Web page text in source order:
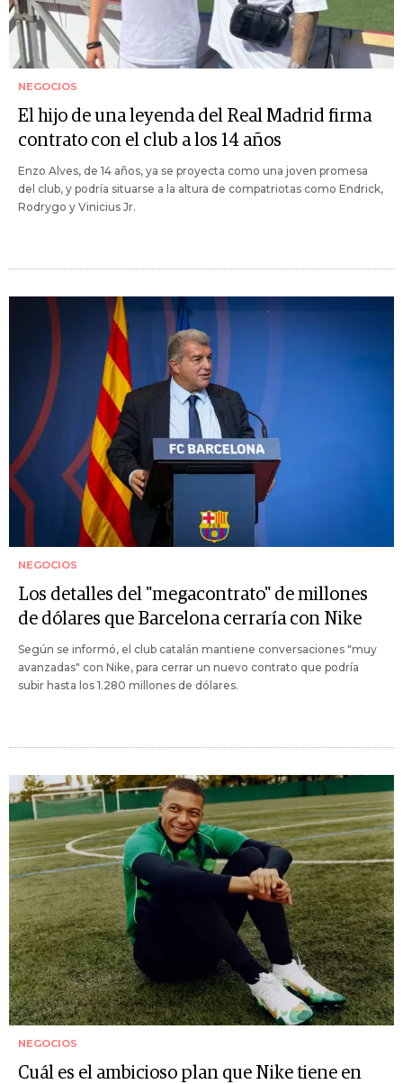
NEGOCIOS
El hijo de una leyenda del Real Madrid firma
contrato con el club a los 14 años
Enzo Alves, de 14 años, ya se proyecta como una joven promesa
del club, y podría situarse a la altura de compatriotas como Endrick,
Rodrygo y Vinicius Jr.
NEGOCIOS
Los detalles del "megacontrato" de millones
de dólares que Barcelona cerraría con Nike
Según se informó, el club catalán mantiene conversaciones "muy
avanzadas" con Nike, para cerrar un nuevo contrato que podría
subir hasta los 1.280 millones de dólares.
NEGOCIOS
Cuál es el ambicioso plan que Nike tiene en